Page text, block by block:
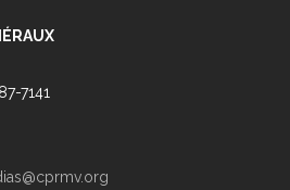
7141